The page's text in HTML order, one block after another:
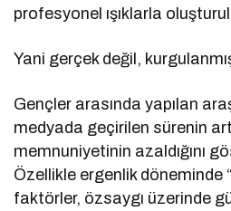
profesyonel ışıklarla
Yani gerçek değil,
Gençler arasında yapılan
medyada geçirilen sürenin
memnuniyetinin azaldığını
Özellikle ergenlik döneminde
faktörler, özsaygı üzerinde